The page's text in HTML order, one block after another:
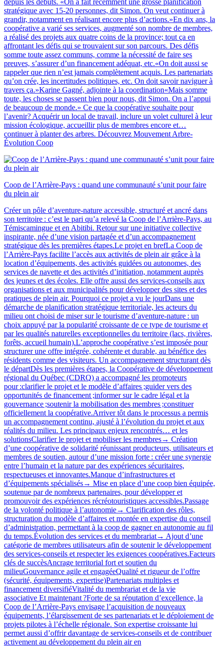
depuis les débuts. «On a fait récemment une grosse planification
stratégique avec 15-20 personnes, dit Simon. On veut continuer à
grandir, notamment en réalisant encore plus d’actions.»En dix ans, la
coopérative a varié ses services, augmenté son nombre de membres,
a réalisé des projets aux quatre coins de la province; tout ça en
affrontant les défis qui se trouvaient sur son parcours. Des défis
somme toute assez communs, comme la nécessité de faire ses
preuves, s’assurer d’un financement adéquat, etc.«On doit aussi se
rappeler que rien n’est jamais complètement acquis. Les partenariats
qu’on crée, les incertitudes politiques, etc. On doit savoir naviguer à
travers ça.»Karine Gagné, adjointe à la coordination«Mais somme
toute, les choses se passent bien pour nous, dit Simon. On a l’appui
de beaucoup de monde.» Ce que la coopérative souhaite pour
l’avenir? Acquérir un local de travail, inclure un volet culturel à leur
mission écologique, accueillir plus de membres encore et…
continuer à planter des arbres. Découvrez Mouvement Arbre-
Évolution Coop
Coop de l’Arrière-Pays : quand une communauté s’unit pour faire
du plein air
Créer un pôle d’aventure-nature accessible, structuré et ancré dans
son territoire : c’est le pari qu’a relevé la Coop de l’Arrière-Pays, au
Témiscamingue et en Abitibi. Retour sur une initiative collective
inspirante, née d’une vision partagée et d’un accompagnement
stratégique dès les premières étapes.Le projet en brefLa Coop de
l’Arrière-Pays facilite l’accès aux activités de plein air grâce à la
location d’équipements, des activités guidées ou autonomes, des
services de navette et des activités d’initiation, notamment auprès
des jeunes et des écoles. Elle offre aussi des services‑conseils aux
organisations et aux municipalités pour développer des sites et des
pratiques de plein air. Pourquoi ce projet a vu le jourDans une
démarche de planification stratégique territoriale, les acteurs du
milieu ont choisi de miser sur le tourisme d’aventure‑nature : un
choix appuyé par la popularité croissante de ce type de tourisme et
par les qualités naturelles exceptionnelles du territoire (lacs, rivières,
forêts, accueil humain).L’approche coopérative s’est imposée pour
structurer une offre intégrée, cohérente et durable, au bénéfice des
résidents comme des visiteurs. Un accompagnement structurant dès
le départDès les premières étapes, la Coopérative de développement
régional du Québec (CDRQ) a accompagné les promoteurs
pour :clarifier le projet et le modèle d’affaires ;guider vers des
opportunités de financement ;informer sur le cadre légal et la
gouvernance ;soutenir la mobilisation des membres ;constituer
officiellement la coopérative.Arriver tôt dans le processus a permis
un accompagnement continu, ajusté à l’évolution du projet et aux
réalités du milieu. Les principaux enjeux rencontrés… et les
solutionsClarifier le projet et mobiliser les membres→ Création
d’une coopérative de solidarité réunissant producteurs, utilisateurs et
membres de soutien, autour d’une mission forte : créer une synergie
entre l’humain et la nature par des expériences sécuritaires,
respectueuses et innovantes.Manque d’infrastructures et
d’équipements spécialisés→ Mise en place d’une coop bien équipée,
soutenue par de nombreux partenaires, pour développer et
promouvoir des expériences récréotouristiques accessibles.Passage
de la volonté politique à l’autonomie→ Clarification des rôles,
structuration du modèle d’affaires et montée en expertise du conseil
d’administration, permettant à la coop de gagner en autonomie au fil
du temps.Évolution des services et du membrariat→ Ajout d’une
catégorie de membres utilisateurs afin de soutenir le développement
des services‑conseils et respecter les exigences coopératives.Facteurs
clés de succèsAncrage territorial fort et soutien du
milieuGouvernance agile et engagéeQualité et rigueur de l’offre
(sécurité, équipements, expertise)Partenariats multiples et
financement diversifiéVitalité du membrariat et de la vie
associative Et maintenant ?Forte de sa réputation d’excellence, la
Coop de l’Arrière-Pays envisage l’acquisition de nouveaux
équipements, l’élargissement de ses partenariats et le déploiement de
projets pilotes à l’échelle régionale. Son expertise croissante lui
permet aussi d’offrir davantage de services‑conseils et de contribuer
activement au développement du plein air en